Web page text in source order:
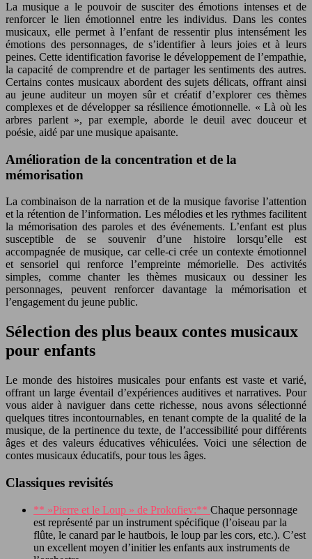
La musique a le pouvoir de susciter des émotions intenses et de
renforcer le lien émotionnel entre les individus. Dans les contes
musicaux, elle permet à l’enfant de ressentir plus intensément les
émotions des personnages, de s’identifier à leurs joies et à leurs
peines. Cette identification favorise le développement de l’empathie,
la capacité de comprendre et de partager les sentiments des autres.
Certains contes musicaux abordent des sujets délicats, offrant ainsi
au jeune auditeur un moyen sûr et créatif d’explorer ces thèmes
complexes et de développer sa résilience émotionnelle. « Là où les
arbres parlent », par exemple, aborde le deuil avec douceur et
poésie, aidé par une musique apaisante.
Amélioration de la concentration et de la
mémorisation
La combinaison de la narration et de la musique favorise l’attention
et la rétention de l’information. Les mélodies et les rythmes facilitent
la mémorisation des paroles et des événements. L’enfant est plus
susceptible de se souvenir d’une histoire lorsqu’elle est
accompagnée de musique, car celle-ci crée un contexte émotionnel
et sensoriel qui renforce l’empreinte mémorielle. Des activités
simples, comme chanter les thèmes musicaux ou dessiner les
personnages, peuvent renforcer davantage la mémorisation et
l’engagement du jeune public.
Sélection des plus beaux contes musicaux
pour enfants
Le monde des histoires musicales pour enfants est vaste et varié,
offrant un large éventail d’expériences auditives et narratives. Pour
vous aider à naviguer dans cette richesse, nous avons sélectionné
quelques titres incontournables, en tenant compte de la qualité de la
musique, de la pertinence du texte, de l’accessibilité pour différents
âges et des valeurs éducatives véhiculées. Voici une sélection de
contes musicaux éducatifs, pour tous les âges.
Classiques revisités
** »Pierre et le Loup » de Prokofiev:** Chaque personnage
est représenté par un instrument spécifique (l’oiseau par la
flûte, le canard par le hautbois, le loup par les cors, etc.). C’est
un excellent moyen d’initier les enfants aux instruments de